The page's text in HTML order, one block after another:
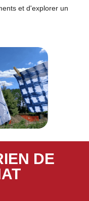
et d'explorer un
DE